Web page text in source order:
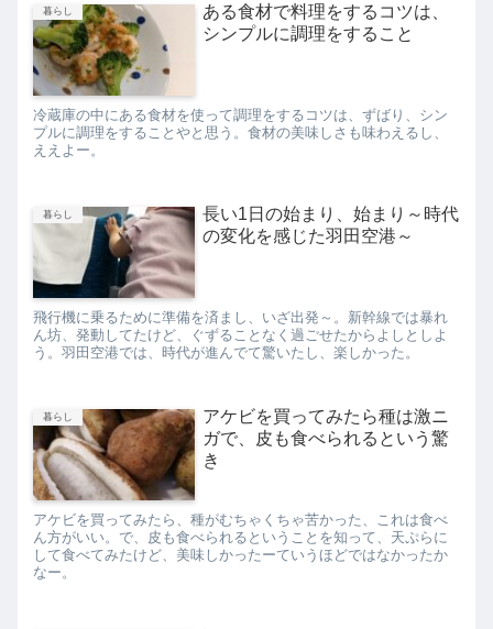
暮らし
ある食材で料理をするコツは、
シンプルに調理をすること
冷蔵庫の中にある食材を使って調理をするコツは、ずばり、シン
プルに調理をすることやと思う。食材の美味しさも味わえるし、
ええよー。
暮らし
長い1日の始まり、始まり～時代
の変化を感じた羽田空港～
飛行機に乗るために準備を済まし、いざ出発～。新幹線では暴れ
ん坊、発動してたけど、ぐずることなく過ごせたからよしとしよ
う。羽田空港では、時代が進んでて驚いたし、楽しかった。
暮らし
アケビを買ってみたら種は激ニ
ガで、皮も食べられるという驚
き
アケビを買ってみたら、種がむちゃくちゃ苦かった、これは食べ
ん方がいい。で、皮も食べられるということを知って、天ぷらに
して食べてみたけど、美味しかったーていうほどではなかったか
なー。